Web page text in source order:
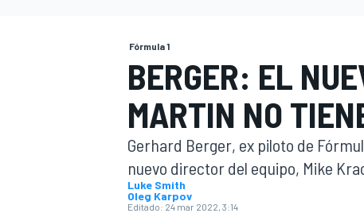
INDYCAR
Fórmula 1
BERGER: EL
MARTIN NO
Gerhard Berger, ex piloto de
nuevo director del equipo, Mike
Luke Smith
Oleg Karpov
Editado: 24 mar 2022, 3:14